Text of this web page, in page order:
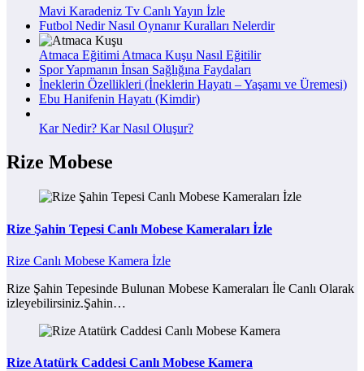
Mavi Karadeniz Tv Canlı Yayın İzle
Futbol Nedir Nasıl Oynanır Kuralları Nelerdir
Atmaca Eğitimi Atmaca Kuşu Nasıl Eğitilir
Spor Yapmanın İnsan Sağlığına Faydaları
İneklerin Özellikleri (İneklerin Hayatı – Yaşamı ve Üremesi)
Ebu Hanifenin Hayatı (Kimdir)
Kar Nedir? Kar Nasıl Oluşur?
Rize Mobese
Rize Şahin Tepesi Canlı Mobese Kameraları İzle
Rize Canlı Mobese Kamera İzle
Rize Şahin Tepesinde Bulunan Mobese Kameraları İle Canlı Olarak
izleyebilirsiniz.Şahin…
Rize Atatürk Caddesi Canlı Mobese Kamera